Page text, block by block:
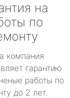
на
по
компания
гарантию
работы по
до 2 лет.